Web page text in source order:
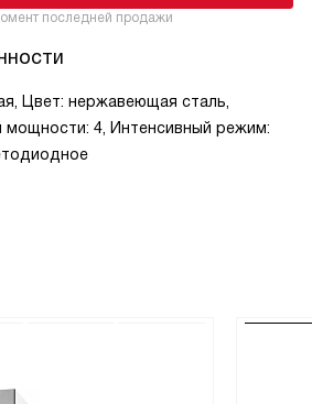
последней продажи
Цвет: нержавеющая сталь,
мощности: 4, Интенсивный режим: